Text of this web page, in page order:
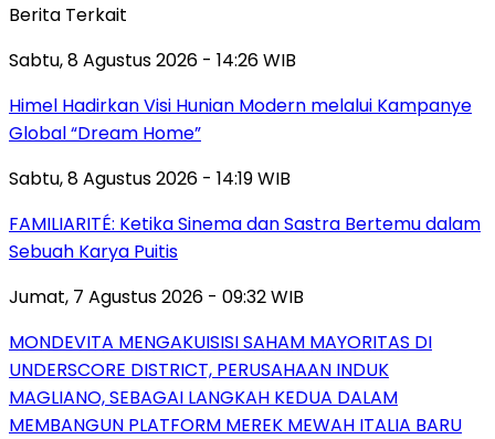
Berita Terkait
Sabtu, 8 Agustus 2026 - 14:26 WIB
Himel Hadirkan Visi Hunian Modern melalui Kampanye
Global “Dream Home”
Sabtu, 8 Agustus 2026 - 14:19 WIB
FAMILIARITÉ: Ketika Sinema dan Sastra Bertemu dalam
Sebuah Karya Puitis
Jumat, 7 Agustus 2026 - 09:32 WIB
MONDEVITA MENGAKUISISI SAHAM MAYORITAS DI
UNDERSCORE DISTRICT, PERUSAHAAN INDUK
MAGLIANO, SEBAGAI LANGKAH KEDUA DALAM
MEMBANGUN PLATFORM MEREK MEWAH ITALIA BARU